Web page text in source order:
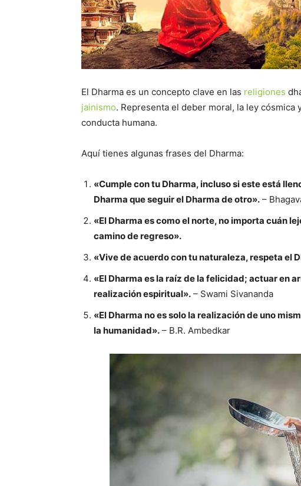
El Dharma es un concepto clave en las religiones
jainismo. Representa el deber moral, la ley
conducta humana.
Aquí tienes algunas frases del Dharma:
«Cumple con tu Dharma, incluso si este está
Dharma que seguir el Dharma de otro». –
«El Dharma es como el norte, no importa cuán
camino de regreso».
«Vive de acuerdo con tu naturaleza, respeta el
«El Dharma es la raíz de la felicidad; actuar en
realización espiritual». – Swami Sivananda
«El Dharma no es solo la realización de uno
la humanidad». – B.R. Ambedkar